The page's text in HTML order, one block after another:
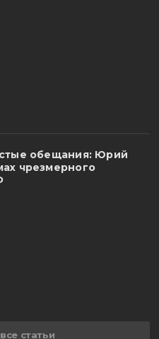
обещания: Юрий
чрезмерного
статьи